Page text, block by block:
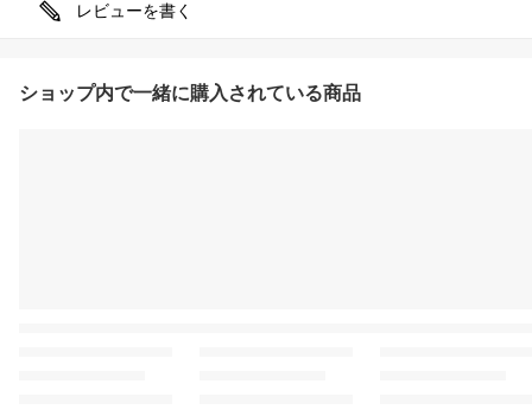
レビューを書く
ショップ内で一緒に購入されている商品